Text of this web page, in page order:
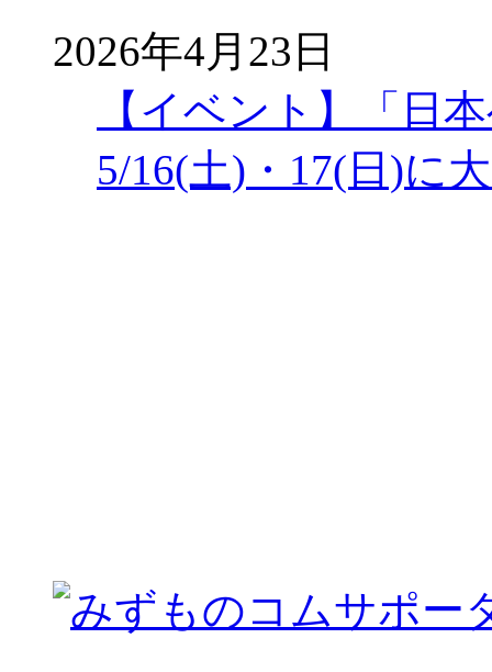
2026年4月23日
【イベント】「日
5/16(土)・17(日)に